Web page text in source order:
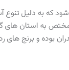
می شود که به
به استان های
بوده و برنج